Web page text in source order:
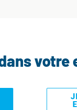
votre